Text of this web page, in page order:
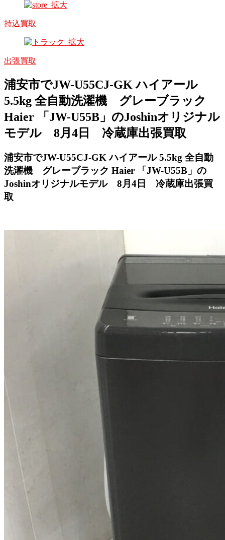
持込買取
出張買取
浦安市でJW-U55CJ-GK ハイアール
5.5kg 全自動洗濯機 グレーブラック
Haier 「JW-U55B」のJoshinオリジナル
モデル 8月4日 冷蔵庫出張買取
浦安市でJW-U55CJ-GK ハイアール 5.5kg 全自動
洗濯機 グレーブラック Haier 「JW-U55B」の
Joshinオリジナルモデル 8月4日 冷蔵庫出張買
取